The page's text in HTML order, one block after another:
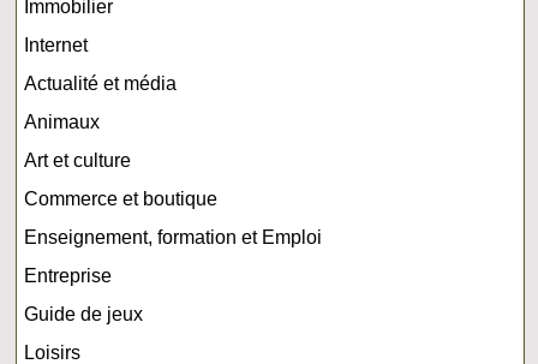
Immobilier
Internet
Actualité et média
Animaux
Art et culture
Commerce et boutique
Enseignement, formation et Emploi
Entreprise
Guide de jeux
Loisirs